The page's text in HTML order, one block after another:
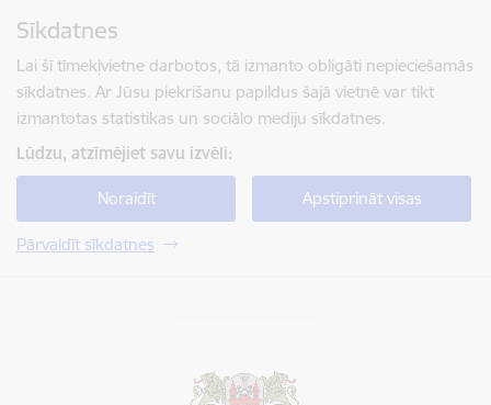
Sīkdatnes
Lai šī tīmekļvietne darbotos, tā izmanto obligāti nepieciešamās
sīkdatnes. Ar Jūsu piekrišanu papildus šajā vietnē var tikt
izmantotas statistikas un sociālo mediju sīkdatnes.
Lūdzu, atzīmējiet savu izvēli:
Noraidīt Apstiprināt visas
Pārvaldīt sīkdatnes